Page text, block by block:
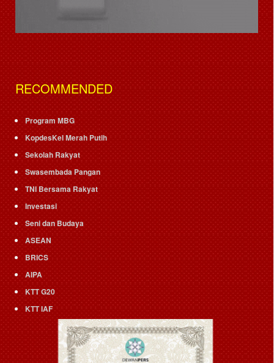
RECOMMENDED
Program MBG
KopdesKel Merah Putih
Sekolah Rakyat
Swasembada Pangan
TNI Bersama Rakyat
Investasi
Seni dan Budaya
ASEAN
BRICS
AIPA
KTT G20
KTT IAF